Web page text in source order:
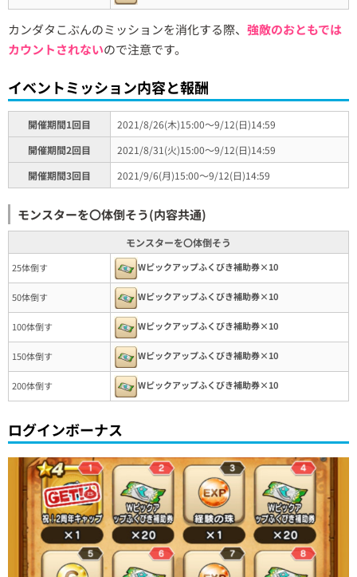
カンダタこぶんのミッションを消化する際、 強敵のおともでは
カウントされないので注意です。
イベントミッション内容と報酬
開催期間1回目
2021/8/26(木)15:00～9/12(日)14:59
開催期間2回目
2021/8/31(火)15:00～9/12(日)14:59
開催期間3回目
2021/9/6(月)15:00～9/12(日)14:59
モンスターを〇体倒そう(内容共通)
モンスターを〇体倒そう
25体倒す Wピックアップふくびき補助券×10
50体倒す Wピックアップふくびき補助券×10
100体倒す Wピックアップふくびき補助券×10
150体倒す Wピックアップふくびき補助券×10
200体倒す Wピックアップふくびき補助券×10
ログインボーナス